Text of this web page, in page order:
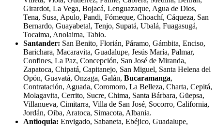
Girardot, La Vega, Bojacá, Lenguazaque, Agua de Dios,
Tena, Susa, Apulo, Pandi, Fómeque, Choachí, Cáqueza, San
Bernardo, Guayabetal, Tenjo, Supatá, Ubalá, Fuagasugá,
Tocaima, Anolaima, Tabio.
Santander: San Benito, Florián, Páramo, Gámbita, Enciso,
Barichara, Macaravita, Guadalupe, Jesús María, Palmar,
Confines, La Paz, Concepción, San José de Miranda,
Zapatoca, Chipatá, Capitanejo, San Miguel, Santa Helena del
Opón, Guavatá, Onzaga, Galán, Bucaramanga,
Contratación, Aguada, Coromoro, La Belleza, Charta, Cepitá,
Molagavita, Cerrito, Sucre, Chima, Santa Bárbara, Güepsa,
Villanueva, Cimitarra, Villa de San José, Socorro, California,
Jordán, Oiba, Aratoca, Simacota, Albania.
Antioquia: Envigado, Sabaneta, Ebéjico, Guadalupe,